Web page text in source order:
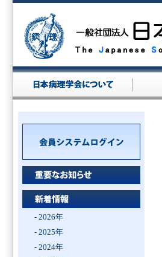
- 2026年
- 2025年
- 2024年